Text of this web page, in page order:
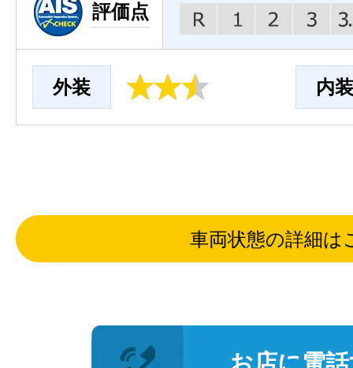
評価点
外装 内装
車両状態の詳細は